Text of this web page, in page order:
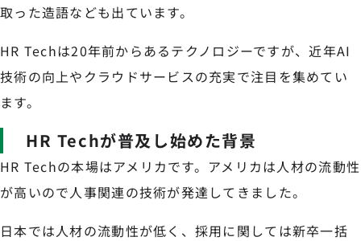
取った造語なども出ています。
HR Techは20年前からあるテクノロジーですが、近年AI
技術の向上やクラウドサービスの充実で注目を集めてい
ます。
HR Techが普及し始めた背景
HR Techの本場はアメリカです。アメリカは人材の流動性
が高いので人事関連の技術が発達してきました。
日本では人材の流動性が低く、採用に関しては新卒一括